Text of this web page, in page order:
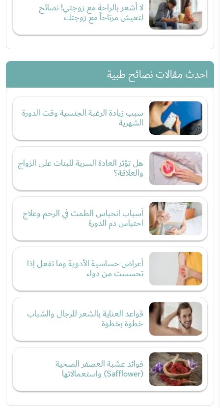
لا أشعر بالراحة مع زوجتي! نصائح
لتعيش مرتاحاً مع زوجتك
احدث مقالات نصائح طبية
سبب زيادة الرغبة الجنسية وقت الدورة
الشهرية
هل تؤثر العادة السرية للبنات على الزواج
والعلاقة؟
أسباب انحباس الطمث في الرحم وعلاج
احتباس دم الدورة
أعراض حساسية الأدوية وما تفعل إذا
تحسست من دواء
قواعد العناية بالشعر للرجال والشباب
خطوة بخطوة
فوائد عشبة العصفر الصحية
(Safflower) واستعمالاتها